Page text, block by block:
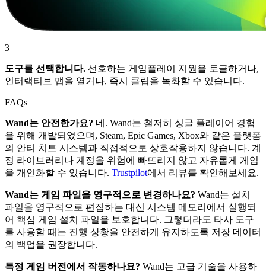
3
도구를 선택합니다. 선호하는 게임플레이 지원을 토글하거나,
인터랙티브 맵을 열거나, 즉시 클립을 녹화할 수 있습니다.
FAQs
Wand는 안전한가요? 네. Wand는 철저히 싱글 플레이어 경험
을 위해 개발되었으며, Steam, Epic Games, Xbox와 같은 플랫폼
의 안티 치트 시스템과 직접적으로 상호작용하지 않습니다. 계
정 라이브러리나 계정을 위험에 빠뜨리지 않고 자유롭게 게임
을 개인화할 수 있습니다. Trustpilot에서 리뷰를 확인해보세요.
Wand는 게임 파일을 영구적으로 변경하나요? Wand는 설치
파일을 영구적으로 편집하는 대신 시스템 메모리에서 실행되
어 핵심 게임 설치 파일을 보호합니다. 그렇더라도 타사 도구
를 사용할 때는 진행 상황을 안전하게 유지하도록 저장 데이터
의 백업을 권장합니다.
특정 게임 버전에서 작동하나요? Wand는 고급 기술을 사용하